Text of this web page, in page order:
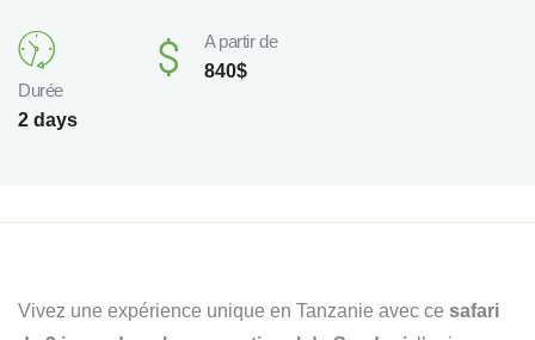
Durée
2 days
A partir de
840$
Vivez une expérience unique en Tanzanie avec ce safari